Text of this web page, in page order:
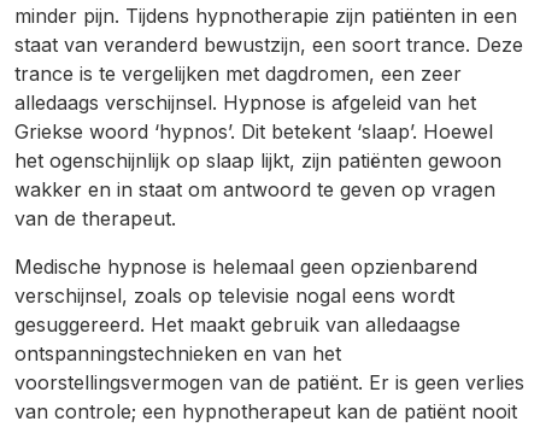
minder pijn. Tijdens hypnotherapie zijn patiënten in een
staat van veranderd bewustzijn, een soort trance. Deze
trance is te vergelijken met dagdromen, een zeer
alledaags verschijnsel. Hypnose is afgeleid van het
Griekse woord ‘hypnos’. Dit betekent ‘slaap’. Hoewel
het ogenschijnlijk op slaap lijkt, zijn patiënten gewoon
wakker en in staat om antwoord te geven op vragen
van de therapeut.
Medische hypnose is helemaal geen opzienbarend
verschijnsel, zoals op televisie nogal eens wordt
gesuggereerd. Het maakt gebruik van alledaagse
ontspanningstechnieken en van het
voorstellingsvermogen van de patiënt. Er is geen verlies
van controle; een hypnotherapeut kan de patiënt nooit